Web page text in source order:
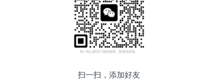
扫一扫，添加好友